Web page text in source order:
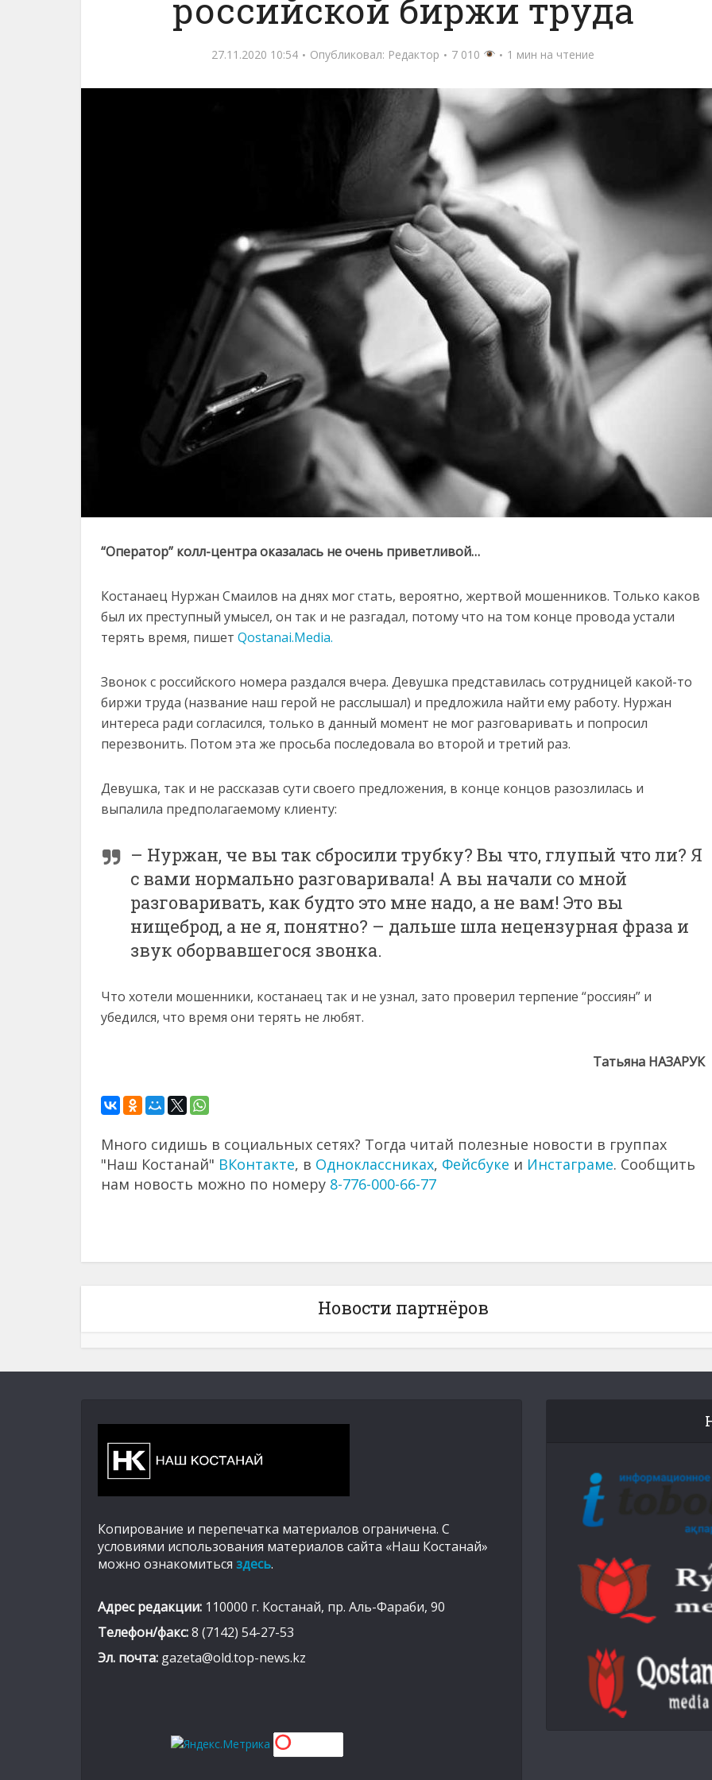
российской биржи труда
27.11.2020 10:54 Опубликовал: Редактор 7 010 1 мин на чтение
“Оператор” колл-центра оказалась не очень приветливой…
Костанаец Нуржан Смаилов на днях мог стать, вероятно, жертвой мошенников. Только каков
был их преступный умысел, он так и не разгадал, потому что на том конце провода устали
терять время, пишет Qostanai.Media.
Звонок с российского номера раздался вчера. Девушка представилась сотрудницей какой-то
биржи труда (название наш герой не расслышал) и предложила найти ему работу. Нуржан
интереса ради согласился, только в данный момент не мог разговаривать и попросил
перезвонить. Потом эта же просьба последовала во второй и третий раз.
Девушка, так и не рассказав сути своего предложения, в конце концов разозлилась и
выпалила предполагаемому клиенту:
– Нуржан, че вы так сбросили трубку? Вы что, глупый что ли? Я
с вами нормально разговаривала! А вы начали со мной
разговаривать, как будто это мне надо, а не вам! Это вы
нищеброд, а не я, понятно? – дальше шла нецензурная фраза и
звук оборвавшегося звонка.
Что хотели мошенники, костанаец так и не узнал, зато проверил терпение “россиян” и
убедился, что время они терять не любят.
Татьяна НАЗАРУК
Много сидишь в социальных сетях? Тогда читай полезные новости в группах
"Наш Костанай" ВКонтакте, в Одноклассниках, Фейсбуке и Инстаграме. Сообщить
нам новость можно по номеру 8-776-000-66-77
Новости партнёров
Копирование и перепечатка материалов ограничена. С
условиями использования материалов сайта «Наш Костанай»
можно ознакомиться здесь.
Адрес редакции: 110000 г. Костанай, пр. Аль-Фараби, 90
Телефон/факс:8 (7142) 54-27-53
Эл. почта: gazeta@old.top-news.kz